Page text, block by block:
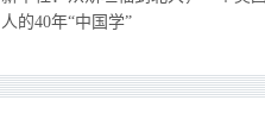
人的40年“中国学”